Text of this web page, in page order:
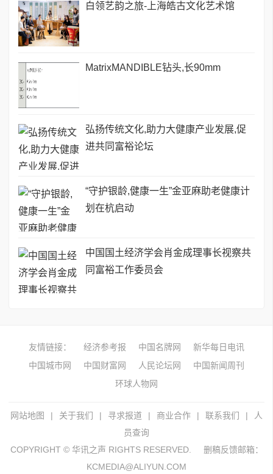
白领艺韵之旅-上海皓古文化艺术馆
MatrixMANDIBLE钻头,长90mm
弘扬传统文化,助力大健康产业发展,促
进共同富裕论坛
“守护银龄,健康一生”金亚麻助老健康计
划在杭启动
中国国土经济学会肖金成理事长视察共
同富裕工作委员会
友情链接： 经济参考报 中国名牌网
新华每日电讯
中国城市网
中国财富网 人民论坛网
中国新闻周刊
环球人物网
网站地图 | 关于我们 | 寻求报道 | 商业合作 | 联系我们 |
人
员查询
COPYRIGHT © 华讯之声 RIGHTS RESERVED.
删稿反馈邮箱：
KCMEDIA@ALIYUN.COM